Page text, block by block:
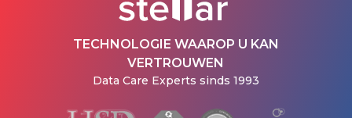
TECHNOLOGIE WAAROP U KAN
VERTROUWEN
Data Care Experts sinds 1993